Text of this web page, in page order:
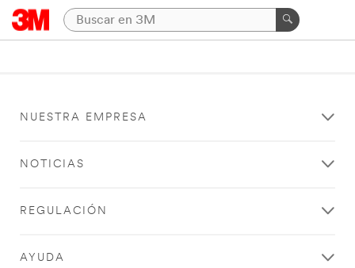
NUESTRA EMPRESA
NOTICIAS
REGULACIÓN
AYUDA